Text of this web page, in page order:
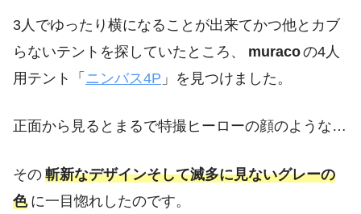
3人でゆったり横になることが出来てかつ他とカブ
らないテントを探していたところ、
muracoの4人
用テント「 ニンバス4P 」を見つけました。
正面から見るとまるで特撮ヒーローの顔のような…
その 斬新なデザインそして滅多に見ないグレーの
色 に一目惚れしたのです。